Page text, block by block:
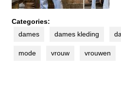
Categories:
dames
dames kleding
mode vrouw vrouwen